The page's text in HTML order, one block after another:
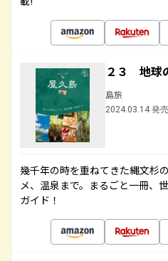
２３ 地球
島旅
2024.03.14 発売
幾千年の時を重ねてきた縄文杉
メ、温泉まで。まるごと一冊、
ガイド！